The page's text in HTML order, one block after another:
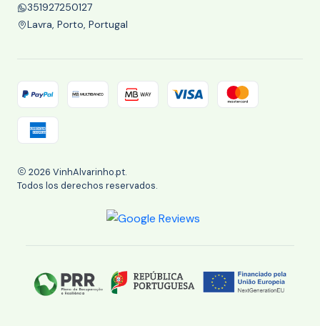
351927250127
Lavra, Porto, Portugal
2026 VinhAlvarinho.pt.
Todos los derechos reservados.